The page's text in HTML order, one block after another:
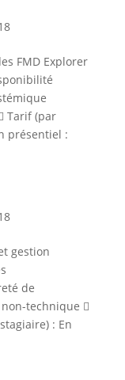
FMD Explorer
Tarif (par
présentiel :
gestion
de
technique 
: En